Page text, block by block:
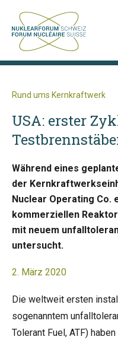
Rund ums Kernkraftwerk
USA: erster
Während eines
der
Nuclear Operating Co.
kommerziellen
mit neuem
untersucht.
2. März 2020
Die weltweit ersten
sogenanntem
Tolerant Fuel, ATF)